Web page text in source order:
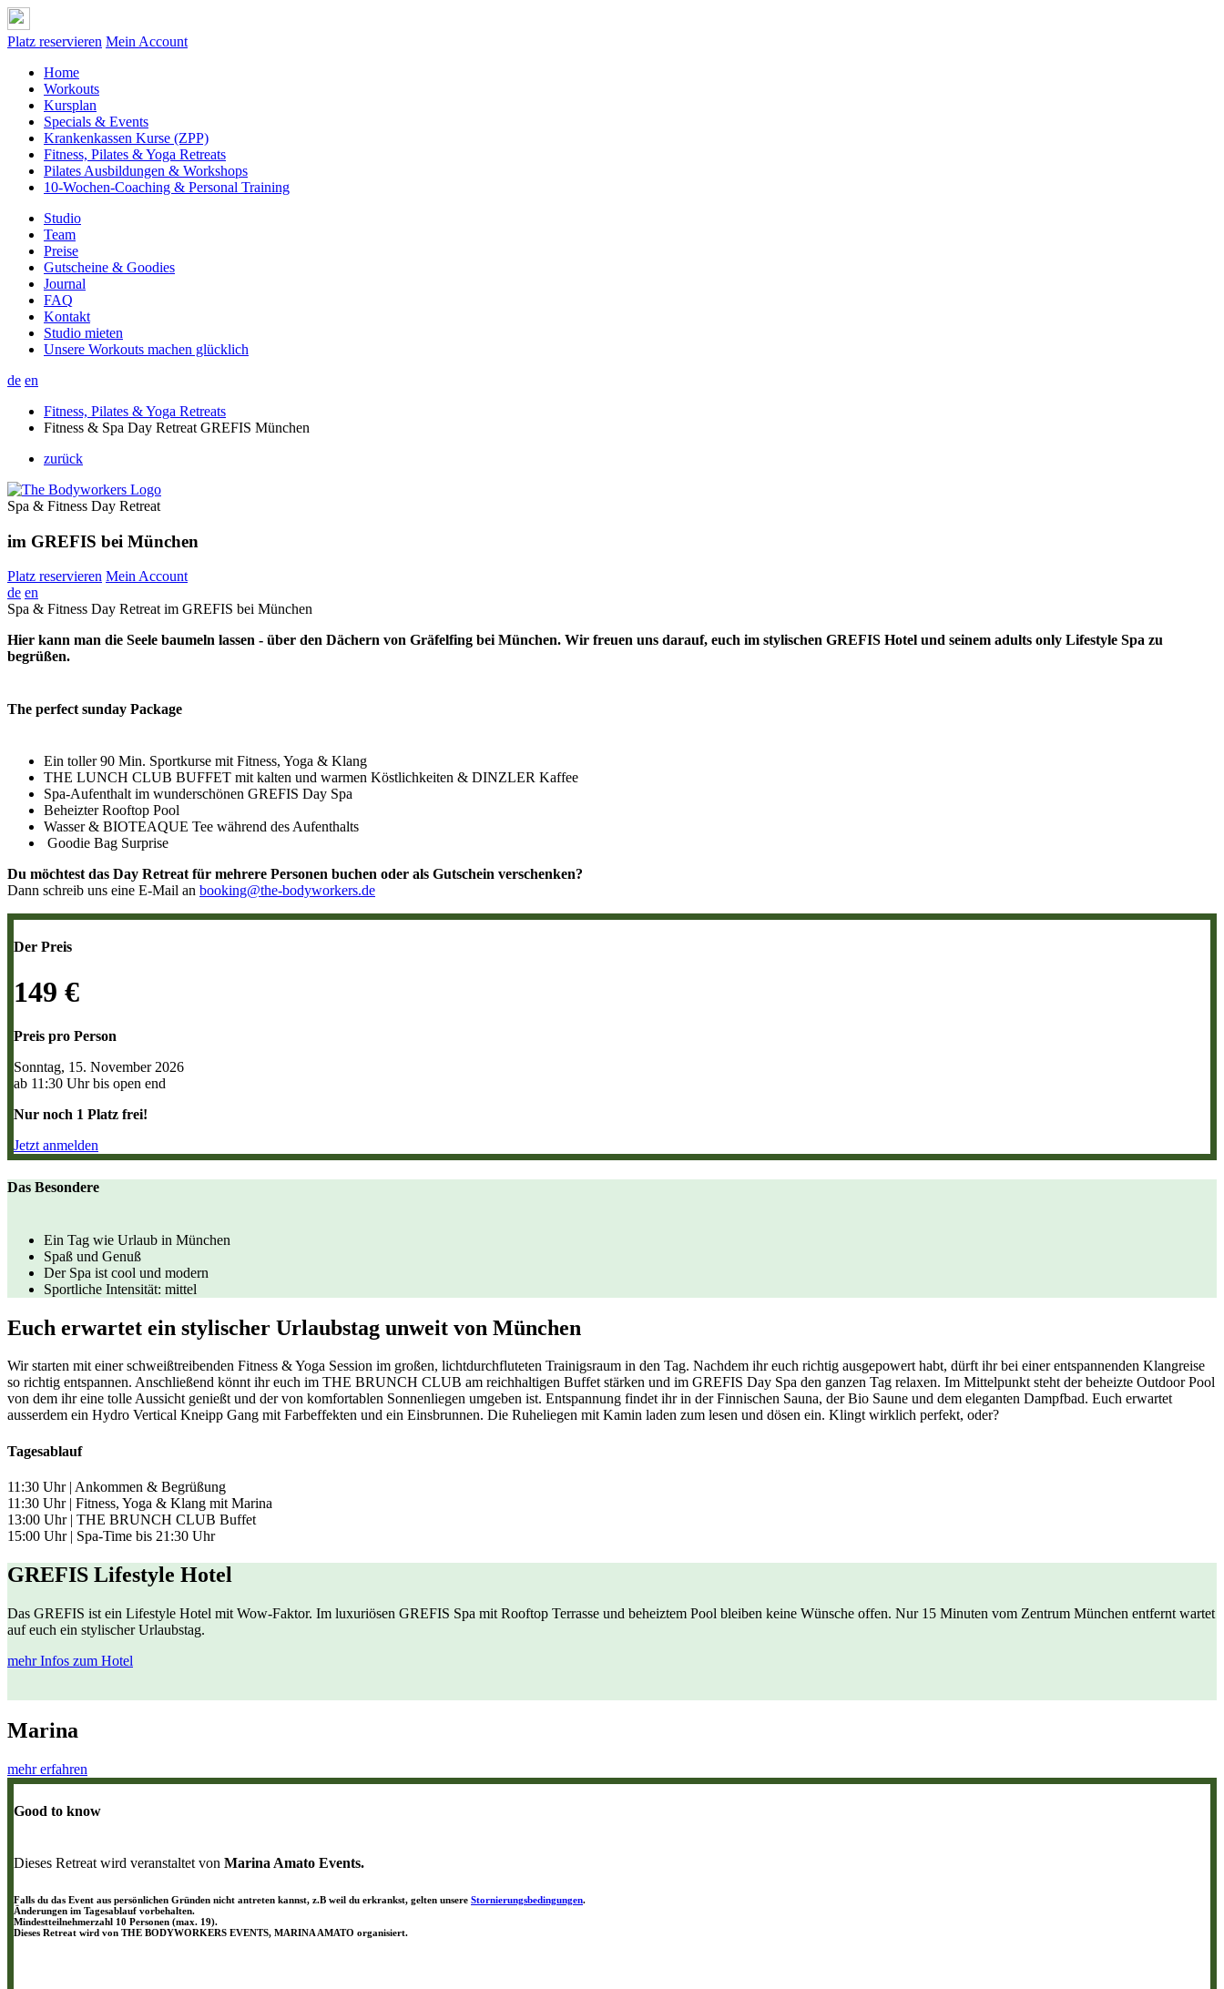
Platz reservieren Mein Account
Home
Workouts
Kursplan
Specials & Events
Krankenkassen Kurse (ZPP)
Fitness, Pilates & Yoga Retreats
Pilates Ausbildungen & Workshops
10-Wochen-Coaching & Personal Training
Studio
Team
Preise
Gutscheine & Goodies
Journal
FAQ
Kontakt
Studio mieten
Unsere Workouts machen glücklich
de en
Fitness, Pilates & Yoga Retreats
Fitness & Spa Day Retreat GREFIS München
zurück
Spa & Fitness Day Retreat
im GREFIS bei München
Platz reservieren Mein Account
de en
Spa & Fitness Day Retreat im GREFIS bei München
Hier kann man die Seele baumeln lassen - über den Dächern von Gräfelfing bei München. Wir freuen uns darauf, euch im stylischen GREFIS Hotel und seinem adults only Lifestyle Spa zu
begrüßen.
The perfect sunday Package
Ein toller 90 Min. Sportkurse mit Fitness, Yoga & Klang
THE LUNCH CLUB BUFFET mit kalten und warmen Köstlichkeiten & DINZLER Kaffee
Spa-Aufenthalt im wunderschönen GREFIS Day Spa
Beheizter Rooftop Pool
Wasser & BIOTEAQUE Tee während des Aufenthalts
Goodie Bag Surprise
Du möchtest das Day Retreat für mehrere Personen buchen oder als Gutschein verschenken?
Dann schreib uns eine E-Mail an booking@the-bodyworkers.de
Der Preis
149 €
Preis pro Person
Sonntag, 15. November 2026
ab 11:30 Uhr bis open end
Nur noch 1 Platz frei!
Jetzt anmelden
Das Besondere
Ein Tag wie Urlaub in München
Spaß und Genuß
Der Spa ist cool und modern
Sportliche Intensität: mittel
Euch erwartet ein stylischer Urlaubstag unweit von München
Wir starten mit einer schweißtreibenden Fitness & Yoga Session im großen, lichtdurchfluteten Trainigsraum in den Tag. Nachdem ihr euch richtig ausgepowert habt, dürft ihr bei einer entspannenden Klangreise
so richtig entspannen. Anschließend könnt ihr euch im THE BRUNCH CLUB am reichhaltigen Buffet stärken und im GREFIS Day Spa den ganzen Tag relaxen. Im Mittelpunkt steht der beheizte Outdoor Pool
von dem ihr eine tolle Aussicht genießt und der von komfortablen Sonnenliegen umgeben ist. Entspannung findet ihr in der Finnischen Sauna, der Bio Saune und dem eleganten Dampfbad. Euch erwartet
ausserdem ein Hydro Vertical Kneipp Gang mit Farbeffekten und ein Einsbrunnen. Die Ruheliegen mit Kamin laden zum lesen und dösen ein. Klingt wirklich perfekt, oder?
Tagesablauf
11:30 Uhr | Ankommen & Begrüßung
11:30 Uhr | Fitness, Yoga & Klang mit Marina
13:00 Uhr | THE BRUNCH CLUB Buffet
15:00 Uhr | Spa-Time bis 21:30 Uhr
GREFIS Lifestyle Hotel
Das GREFIS ist ein Lifestyle Hotel mit Wow-Faktor. Im luxuriösen GREFIS Spa mit Rooftop Terrasse und beheiztem Pool bleiben keine Wünsche offen. Nur 15 Minuten vom Zentrum München entfernt wartet
auf euch ein stylischer Urlaubstag.
mehr Infos zum Hotel
Marina
mehr erfahren
Good to know
Dieses Retreat wird veranstaltet von Marina Amato Events.
Falls du das Event aus persönlichen Gründen nicht antreten kannst, z.B weil du erkrankst, gelten unsere Stornierungsbedingungen.
Änderungen im Tagesablauf vorbehalten.
Mindestteilnehmerzahl 10 Personen (max. 19).
Dieses Retreat wird von THE BODYWORKERS EVENTS, MARINA AMATO organisiert.